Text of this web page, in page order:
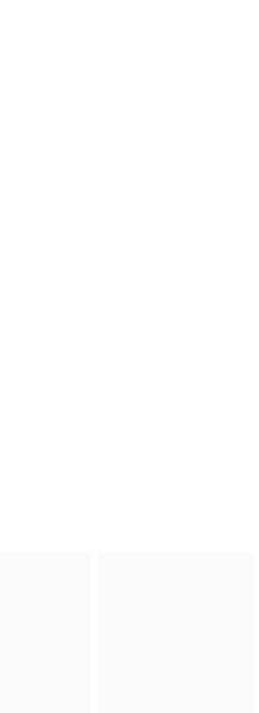
历，描绘了她们推动护士注册制度
恋
时代的当下，守护母婴生命的“分娩
者支援室”，在这里，警察们将贴